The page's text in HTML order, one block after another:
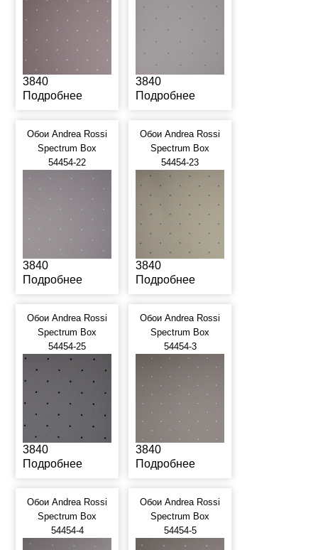
3840
Подробнее
3840
Подробнее
Обои Andrea Rossi
Spectrum Box
54454-22
3840
Подробнее
Обои Andrea Rossi
Spectrum Box
54454-23
3840
Подробнее
Обои Andrea Rossi
Spectrum Box
54454-25
3840
Подробнее
Обои Andrea Rossi
Spectrum Box
54454-3
3840
Подробнее
Обои Andrea Rossi
Spectrum Box
54454-4
Обои Andrea Rossi
Spectrum Box
54454-5